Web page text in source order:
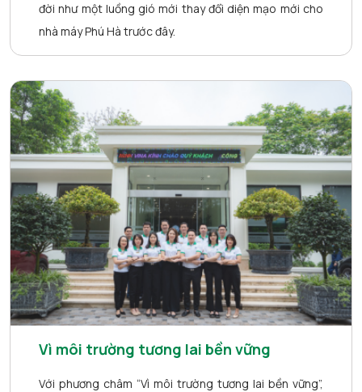
đời như một luồng gió mới thay đổi diện mạo mới cho
nhà máy Phú Hà trước đây.
Vì môi trường tương lai bền vững
Với phương châm “Vì môi trường tương lai bền vững”,